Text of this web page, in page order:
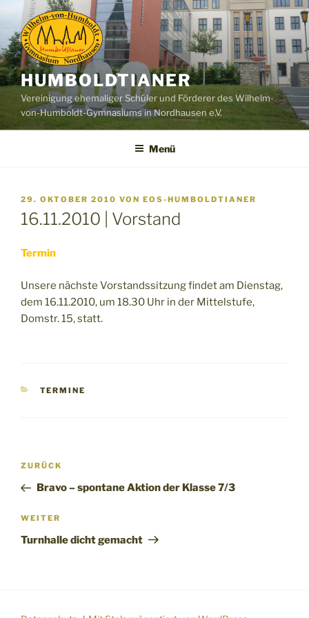
Inhalt
springen
HUMBOLDTIANER
Vereinigung ehemaliger Schüler und Förderer des Wilhelm-
von-Humboldt-Gymnasiums in Nordhausen e.V.
Menü
VERÖFFENTLICHT
AM
29. OKTOBER 2010 VON EOS-HUMBOLDTIANER
16.11.2010 | Vorstand
Termin
Unsere nächste Vorstandssitzung findet am Dienstag,
dem 16.11.2010, um 18.30 Uhr in der Mittelstufe,
Domstr. 15, statt.
KATEGORIEN
TERMINE
Beitragsnavigation
Vorheriger
Beitrag
ZURÜCK
Bravo – spontane Aktion der Klasse 7/3
Nächster
Beitrag
WEITER
Turnhalle dicht gemacht